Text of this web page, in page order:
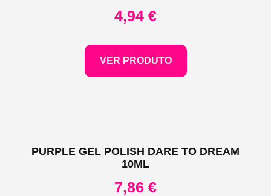
4,94 €
VER PRODUTO
PURPLE GEL POLISH DARE TO DREAM
10ML
7,86 €